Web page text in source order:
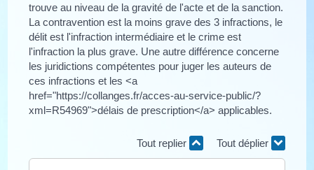
trouve au niveau de la gravité de l'acte et de la sanction.
La contravention est la moins grave des 3 infractions, le
délit est l'infraction intermédiaire et le crime est
l'infraction la plus grave. Une autre différence concerne
les juridictions compétentes pour juger les auteurs de
ces infractions et les <a
href="https://collanges.fr/acces-au-service-public/?
xml=R54969">délais de prescription</a> applicables.
Tout replier Tout déplier